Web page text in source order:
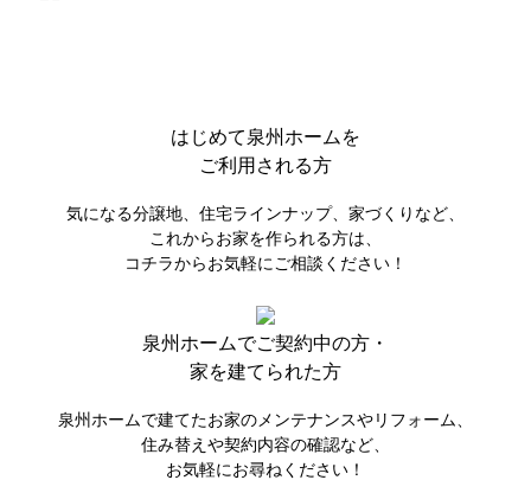
はじめて泉州ホームを
ご利用される方
気になる分譲地、住宅ラインナップ、家づくりなど、
これからお家を作られる方は、
コチラからお気軽にご相談ください！
泉州ホームでご契約中の方・
家を建てられた方
泉州ホームで建てたお家のメンテナンスやリフォーム、
住み替えや契約内容の確認など、
お気軽にお尋ねください！